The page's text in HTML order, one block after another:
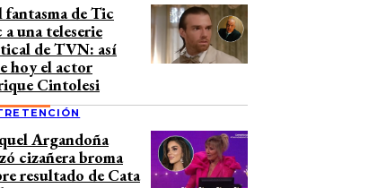
fantasma de Tic
a una teleserie
de TVN: así
hoy el actor
Cintolesi
Argandoña
cizañera broma
resultado de Cata